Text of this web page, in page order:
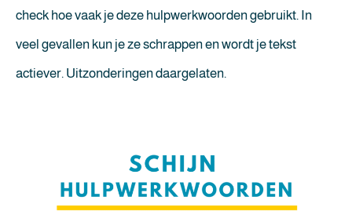
check hoe vaak je deze hulpwerkwoorden gebruikt. In
veel gevallen kun je ze schrappen en wordt je tekst
actiever. Uitzonderingen daargelaten.